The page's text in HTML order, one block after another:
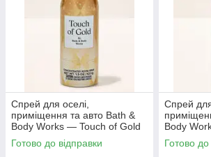
Спрей для оселі,
приміщення та авто Bath &
Body Works — Touch of Gold
Concentrated Room Spray /
42,5 г
Готово до відправки
Спрей для
Body
42,5 г
Готово до